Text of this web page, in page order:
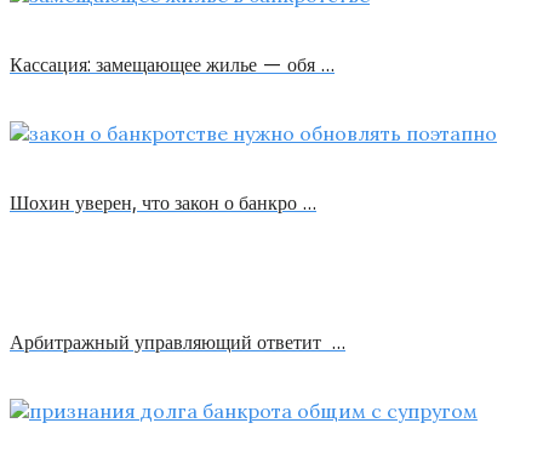
Кассация: замещающее жилье — обя …
Шохин уверен, что закон о банкро …
Арбитражный управляющий ответит …